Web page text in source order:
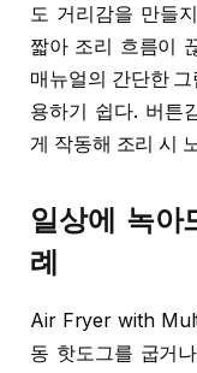
도 거리감을 만들
짧아 조리 흐름이
매뉴얼의 간단한
용하기 쉽다. 버튼
게 작동해 조리 시
일상에 녹아
례
Air Fryer with
동 핫도그를 굽거